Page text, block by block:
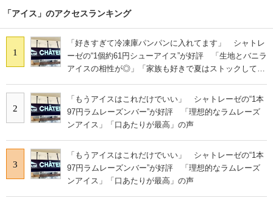
「アイス」のアクセスランキング
1
「好きすぎて冷凍庫パンパンに入れてます」 シャトレ
ーゼの“1個約61円シューアイス”が好評 「生地とバニラ
アイスの相性が◎」「家族も好きで夏はストックして
2
「もうアイスはこれだけでいい」 シャトレーゼの“1本
97円ラムレーズンバー”が好評 「理想的なラムレーズ
ンアイス」「口あたりが最高」の声
3
「もうアイスはこれだけでいい」 シャトレーゼの“1本
97円ラムレーズンバー”が好評 「理想的なラムレーズ
ンアイス」「口あたりが最高」の声